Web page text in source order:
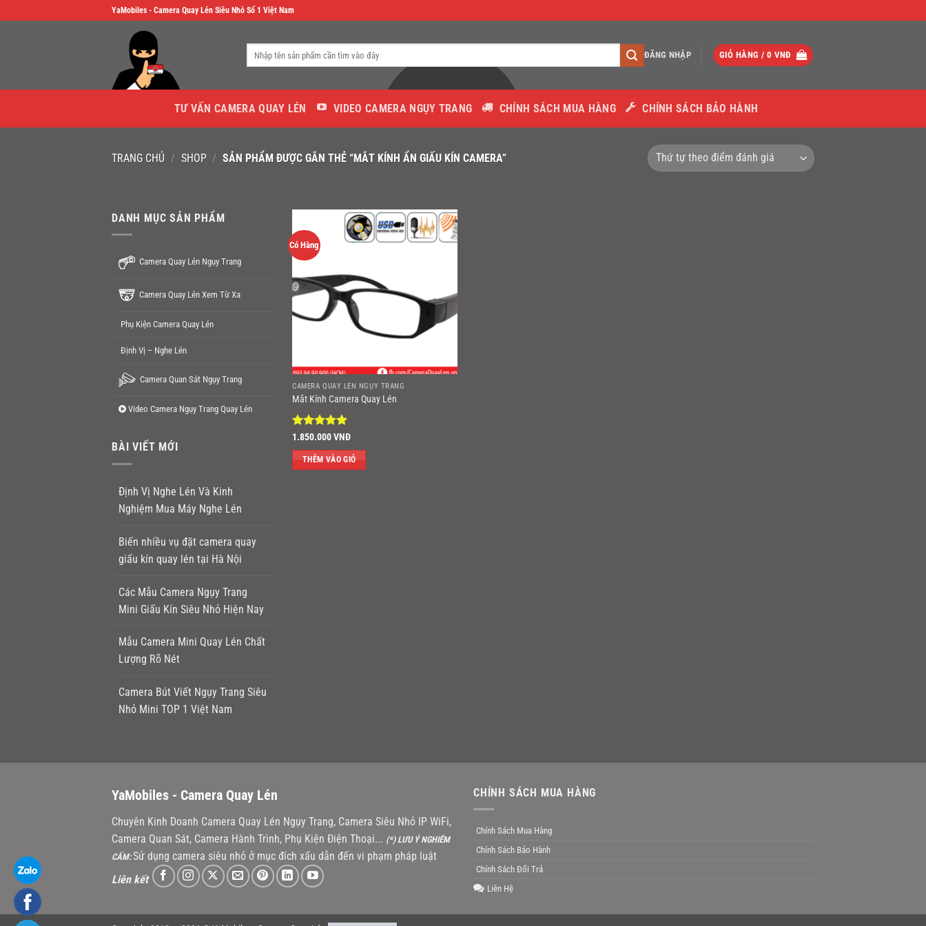
to
YaMobiles - Camera Quay Lén Siêu Nhỏ Số 1 Việt Nam
ĐĂNG NHẬP GIỎ HÀNG / 0 VNĐ
TƯ VẤN CAMERA QUAY LÉN VIDEO CAMERA NGỤY TRANG CHÍNH SÁCH MUA HÀNG CHÍNH SÁCH BẢO HÀNH
TRANG CHỦ / SHOP / SẢN PHẨM ĐƯỢC GẮN THẺ “MẮT KÍNH ẨN GIẤU KÍN CAMERA”
DANH MỤC SẢN PHẨM
Camera Quay Lén Ngụy Trang
Camera Quay Lén Xem Từ Xa
Phụ Kiện Camera Quay Lén
Định Vị – Nghe Lén
Camera Quan Sát Ngụy Trang
Video Camera Ngụy Trang Quay Lén
BÀI VIẾT MỚI
Định Vị Nghe Lén Và Kinh
Nghiệm Mua Máy Nghe Lén
Biến nhiều vụ đặt camera quay
giấu kín quay lén tại Hà Nội
Các Mẫu Camera Ngụy Trang
Mini Giấu Kín Siêu Nhỏ Hiện Nay
Mẫu Camera Mini Quay Lén Chất
Lượng Rõ Nét
Camera Bút Viết Ngụy Trang Siêu
Nhỏ Mini TOP 1 Việt Nam
Có Hàng
CAMERA QUAY LÉN NGỤY TRANG
Mắt Kính Camera Quay Lén
Được xếp
sao
1.850.000VNĐ
THÊM VÀO GIỎ
YaMobiles - Camera Quay Lén
Chuyên Kinh Doanh Camera Quay Lén Ngụy Trang, Camera Siêu Nhỏ IP WiFi,
Camera Quan Sát, Camera Hành Trình, Phụ Kiện Điện Thoại... (*) LƯU Ý NGHIÊM
CẤM:Sử dụng camera siêu nhỏ ở mục đích xấu dẫn đến vi phạm pháp luật
Liên kết
CHÍNH SÁCH MUA HÀNG
Chính Sách Mua Hàng
Chính Sách Bảo Hành
Chính Sách Đổi Trả
Liên Hệ